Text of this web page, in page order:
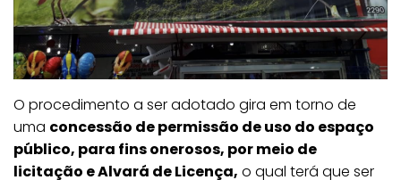
O procedimento a ser adotado gira em torno de
uma concessão de permissão de uso do espaço
público, para fins onerosos, por meio de
licitação e Alvará de Licença, o qual terá que ser